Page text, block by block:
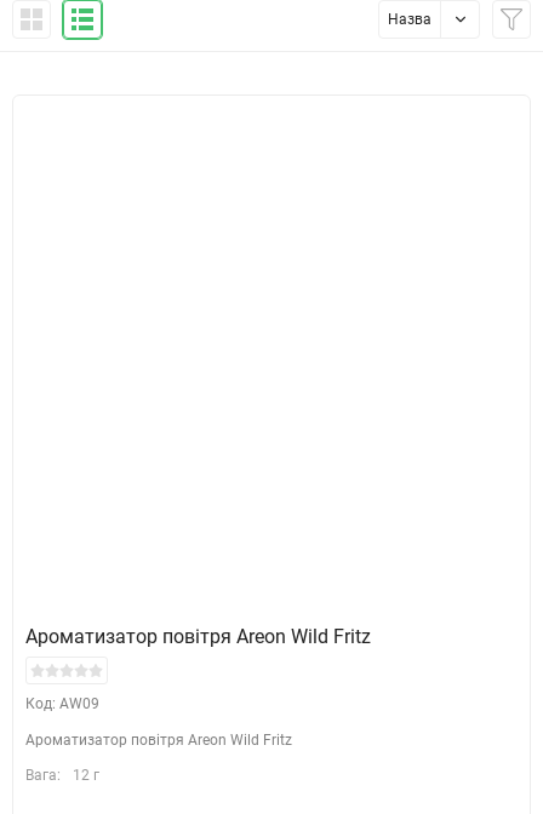
Назва
Ароматизатор повітря Areon Wild Fritz
Код: AW09
Ароматизатор повітря Areon Wild Fritz
Вага: 12 г